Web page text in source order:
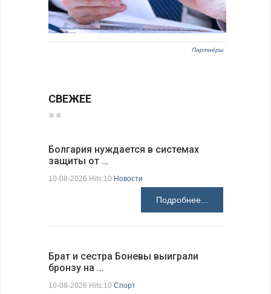
Партнёры
СВЕЖЕЕ
Болгария нуждается в системах
защиты от …
10-08-2026 Hits:10 Новости
Подробнее...
Брат и сестра Боневы выиграли
бронзу на …
10-08-2026 Hits:10 Спорт